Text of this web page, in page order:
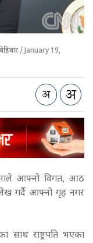
/ January 19,
आफ्नो विगत, आठ
गर्दै आफ्नो गृह नगर
साथ राष्ट्रपति भएका